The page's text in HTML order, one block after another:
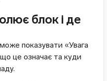
блок і де
показувати «Увага
це означає та куди